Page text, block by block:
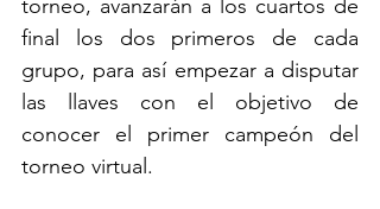
torneo, avanzarán a los cuartos de
final los dos primeros de cada
grupo, para así empezar a disputar
las llaves con el objetivo de
conocer el primer campeón del
torneo virtual.